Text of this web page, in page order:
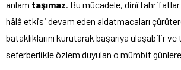
anlam taşımaz . Bu mücadele, dinî
hâlâ etkisi devam eden aldatmacaları
bataklıklarını kurutarak başarıya ulaşabilir
seferberlikle özlem duyulan o mümbit